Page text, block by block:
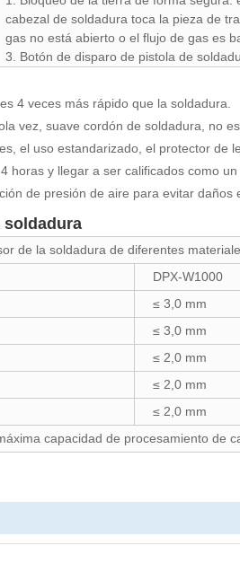
cabezal de soldadura toca la pieza de
gas no está abierto o el flujo de gas es
3. Botón de disparo de pistola de
4 veces más rápido que la soldadura.
vez, suave cordón de soldadura, no
el uso estandarizado, el protector de
horas y llegar a ser calificados como
de presión de aire para evitar daños
soldadura
de la soldadura de diferentes
DPX-W1000
≤ 3,0 mm
≤ 3,0 mm
≤ 2,0 mm
≤ 2,0 mm
≤ 2,0 mm
capacidad de procesamiento de